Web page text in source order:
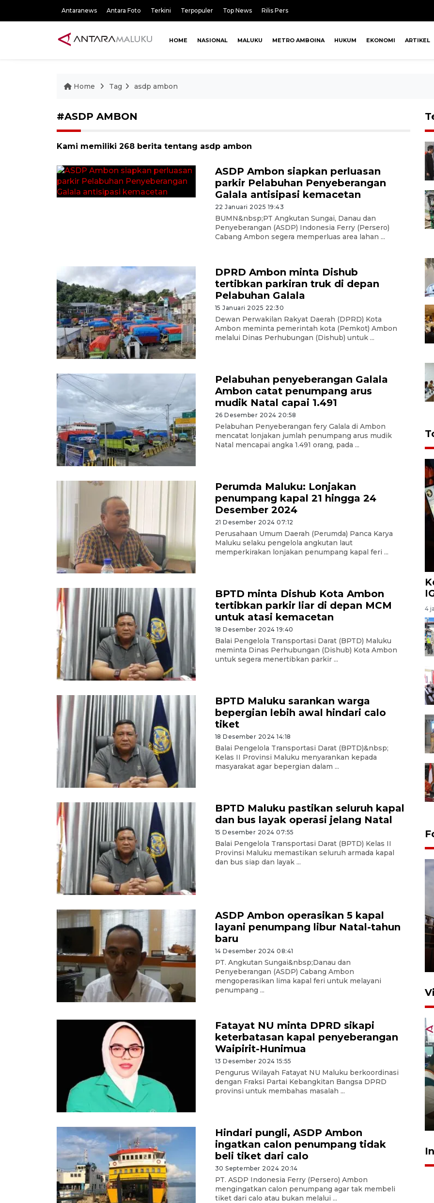
Antaranews Antara Foto Terkini Terpopuler Top News Rilis Pers
HOME NASIONAL MALUKU METRO AMBOINA HUKUM EKONOMI ARTIKEL
Home Tag asdp ambon
#ASDP AMBON
Kami memiliki 268 berita tentang asdp ambon
ASDP Ambon siapkan perluasan
parkir Pelabuhan Penyeberangan
Galala antisipasi kemacetan
22 Januari 2025 19:43
BUMN&nbsp;PT Angkutan Sungai, Danau dan
Penyeberangan (ASDP) Indonesia Ferry (Persero)
Cabang Ambon segera memperluas area lahan ...
DPRD Ambon minta Dishub
tertibkan parkiran truk di depan
Pelabuhan Galala
15 Januari 2025 22:30
Dewan Perwakilan Rakyat Daerah (DPRD) Kota
Ambon meminta pemerintah kota (Pemkot) Ambon
melalui Dinas Perhubungan (Dishub) untuk ...
Pelabuhan penyeberangan Galala
Ambon catat penumpang arus
mudik Natal capai 1.491
26 Desember 2024 20:58
Pelabuhan Penyeberangan fery Galala di Ambon
mencatat lonjakan jumlah penumpang arus mudik
Natal mencapai angka 1.491 orang, pada ...
Perumda Maluku: Lonjakan
penumpang kapal 21 hingga 24
Desember 2024
21 Desember 2024 07:12
Perusahaan Umum Daerah (Perumda) Panca Karya
Maluku selaku pengelola angkutan laut
memperkirakan lonjakan penumpang kapal feri ...
BPTD minta Dishub Kota Ambon
tertibkan parkir liar di depan MCM
untuk atasi kemacetan
18 Desember 2024 19:40
Balai Pengelola Transportasi Darat (BPTD) Maluku
meminta Dinas Perhubungan (Dishub) Kota Ambon
untuk segera menertibkan parkir ...
BPTD Maluku sarankan warga
bepergian lebih awal hindari calo
tiket
18 Desember 2024 14:18
Balai Pengelola Transportasi Darat (BPTD)&nbsp;
Kelas II Provinsi Maluku menyarankan kepada
masyarakat agar bepergian dalam ...
BPTD Maluku pastikan seluruh kapal
dan bus layak operasi jelang Natal
15 Desember 2024 07:55
Balai Pengelola Transportasi Darat (BPTD) Kelas II
Provinsi Maluku memastikan seluruh armada kapal
dan bus siap dan layak ...
ASDP Ambon operasikan 5 kapal
layani penumpang libur Natal-tahun
baru
14 Desember 2024 08:41
PT. Angkutan Sungai&nbsp;Danau dan
Penyeberangan (ASDP) Cabang Ambon
mengoperasikan lima kapal feri untuk melayani
penumpang ...
Fatayat NU minta DPRD sikapi
keterbatasan kapal penyeberangan
Waipirit-Hunimua
13 Desember 2024 15:55
Pengurus Wilayah Fatayat NU Maluku berkoordinasi
dengan Fraksi Partai Kebangkitan Bangsa DPRD
provinsi untuk membahas masalah ...
Hindari pungli, ASDP Ambon
ingatkan calon penumpang tidak
beli tiket dari calo
30 September 2024 20:14
PT. ASDP Indonesia Ferry (Persero) Ambon
mengingatkan calon penumpang agar tak membeli
tiket dari calo atau bukan melalui ...
4
Unjuk rasa protes penataan
Pasar Higienis
5 Mei 2026 05:32
Ambon ajak semua pihak buka
ruang pada anak di lembaga